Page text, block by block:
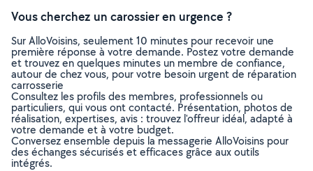
Vous cherchez un carossier en urgence ?
Sur AlloVoisins, seulement 10 minutes pour recevoir une
première réponse à votre demande. Postez votre demande
et trouvez en quelques minutes un membre de confiance,
autour de chez vous, pour votre besoin urgent de réparation
carrosserie
Consultez les profils des membres, professionnels ou
particuliers, qui vous ont contacté. Présentation, photos de
réalisation, expertises, avis : trouvez l'offreur idéal, adapté à
votre demande et à votre budget.
Conversez ensemble depuis la messagerie AlloVoisins pour
des échanges sécurisés et efficaces grâce aux outils
intégrés.